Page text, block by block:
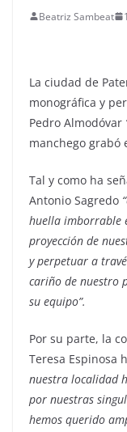
Beatriz Sambeat
La ciudad de
monográfica y
Pedro Almodóvar
manchego grabó
Tal y como ha
Antonio Sagredo
huella imborrable
proyección de
y perpetuar a
cariño de nuestro
su equipo”.
Por su parte, la
Teresa Espinosa
nuestra localidad
por nuestras
hemos querido